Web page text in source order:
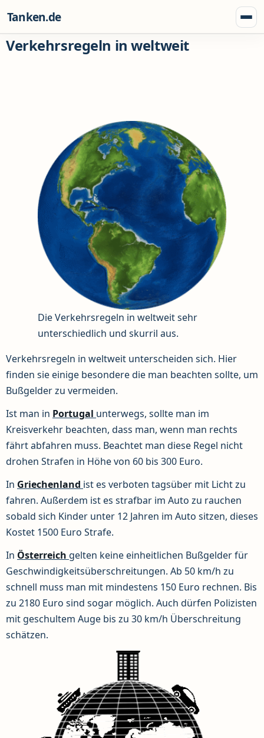
Tanken.de
Verkehrsregeln in weltweit
Die Verkehrsregeln in weltweit sehr
unterschiedlich und skurril aus.
Verkehrsregeln in weltweit unterscheiden sich. Hier
finden sie einige besondere die man beachten sollte, um
Bußgelder zu vermeiden.
Ist man in Portugal unterwegs, sollte man im
Kreisverkehr beachten, dass man, wenn man rechts
fährt abfahren muss. Beachtet man diese Regel nicht
drohen Strafen in Höhe von 60 bis 300 Euro.
In Griechenland ist es verboten tagsüber mit Licht zu
fahren. Außerdem ist es strafbar im Auto zu rauchen
sobald sich Kinder unter 12 Jahren im Auto sitzen, dieses
Kostet 1500 Euro Strafe.
In Österreich gelten keine einheitlichen Bußgelder für
Geschwindigkeitsüberschreitungen. Ab 50 km/h zu
schnell muss man mit mindestens 150 Euro rechnen. Bis
zu 2180 Euro sind sogar möglich. Auch dürfen Polizisten
mit geschultem Auge bis zu 30 km/h Überschreitung
schätzen.